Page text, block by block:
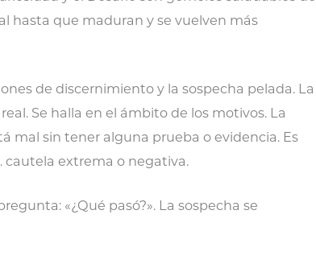
hasta que maduran y se vuelven más
de discernimiento y la sospecha pelada. La
Se halla en el ámbito de los motivos. La
mal sin tener alguna prueba o evidencia. Es
. cautela extrema o negativa.
«¿Qué pasó?». La sospecha se